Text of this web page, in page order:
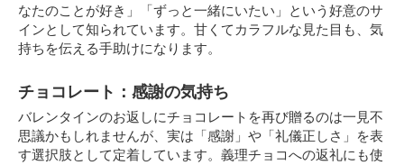
なたのことが好き」「ずっと一緒にいたい」という好意のサ
インとして知られています。甘くてカラフルな見た目も、気
持ちを伝える手助けになります。
チョコレート：感謝の気持ち
バレンタインのお返しにチョコレートを再び贈るのは一見不
思議かもしれませんが、実は「感謝」や「礼儀正しさ」を表
す選択肢として定着しています。義理チョコへの返礼にも使